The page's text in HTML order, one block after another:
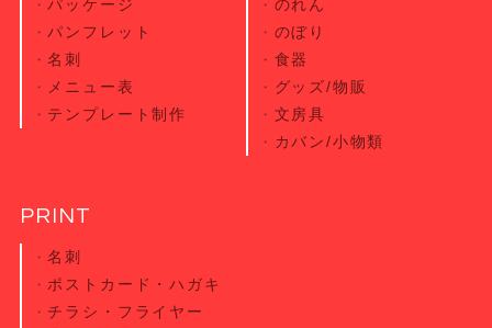
パッケージ
パンフレット
名刺
メニュー表
テンプレート制作
のれん
のぼり
食器
グッズ/物販
文房具
カバン/小物類
PRINT
名刺
ポストカード・ハガキ
チラシ・ フライヤー